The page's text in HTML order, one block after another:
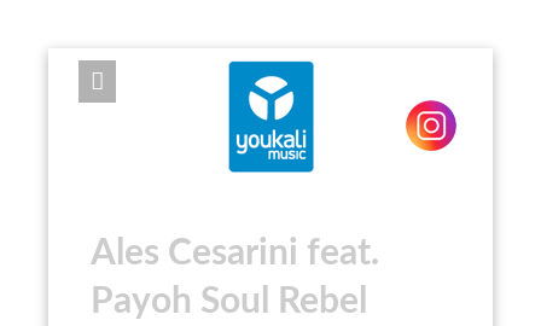
EXPOSE FRAMEWORK FOR JOOMLA 2.5 AND 3.0+
Ales Cesarini feat.
Payoh Soul Rebel